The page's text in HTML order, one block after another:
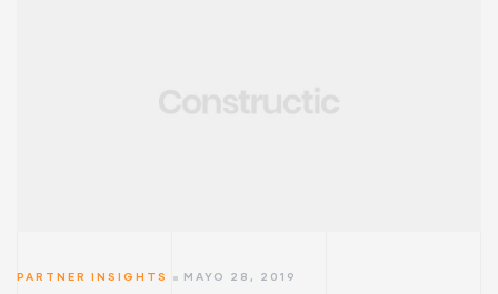
PARTNER INSIGHTS MAYO 28, 2019